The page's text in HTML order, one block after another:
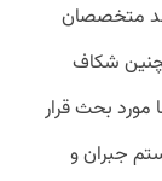
تلنت اشاره شده است که ۷۵ درصد متخصصان
شکاف
مورد بحث قرار
جبران و